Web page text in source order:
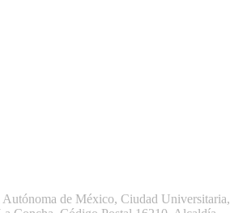
de México, Ciudad Universitaria,